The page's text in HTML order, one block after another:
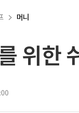
머니
위한